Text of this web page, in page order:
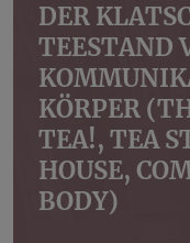
DER
TEESTAND
KÖRPER
TEA!, TEA
HOUSE,
BODY)